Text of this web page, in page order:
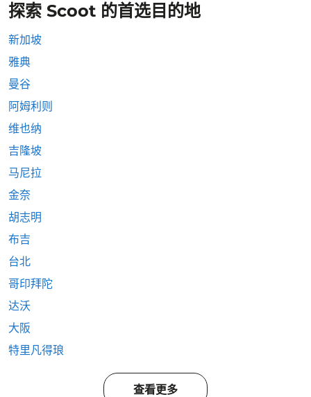
探索 Scoot 的首选目的地
新加坡
雅典
曼谷
阿姆利则
维也纳
吉隆坡
马尼拉
金奈
胡志明
布吉
台北
哥印拜陀
达沃
大阪
特里凡得琅
查看更多